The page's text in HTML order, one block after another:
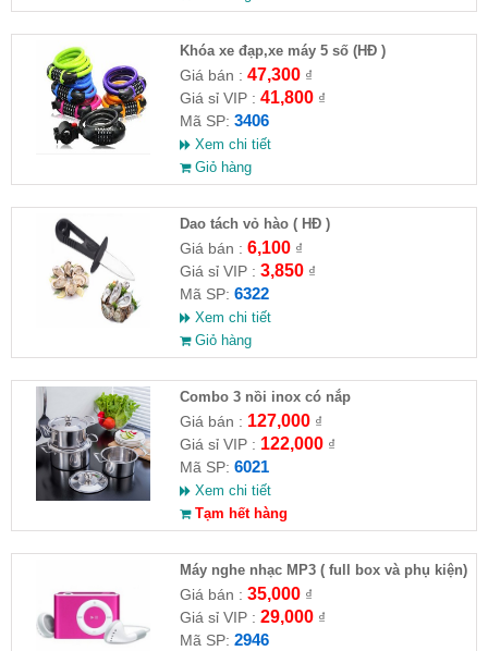
Khóa xe đạp,xe máy 5 số (HĐ )
Giá bán : 47,300₫
Giá sỉ VIP : 41,800₫
Mã SP: 3406
Xem chi tiết
Giỏ hàng
Dao tách vỏ hào ( HĐ )
Giá bán : 6,100₫
Giá sỉ VIP : 3,850₫
Mã SP: 6322
Xem chi tiết
Giỏ hàng
Combo 3 nồi inox có nắp
Giá bán : 127,000₫
Giá sỉ VIP : 122,000₫
Mã SP: 6021
Xem chi tiết
Tạm hết hàng
Máy nghe nhạc MP3 ( full box và phụ kiện)
Giá bán : 35,000₫
Giá sỉ VIP : 29,000₫
Mã SP: 2946